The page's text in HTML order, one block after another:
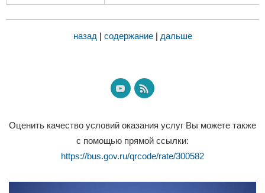
назад | содержание| дальше
Оценить качество условий оказания услуг Вы можете также
с помощью прямой ссылки:
https://bus.gov.ru/qrcode/rate/300582